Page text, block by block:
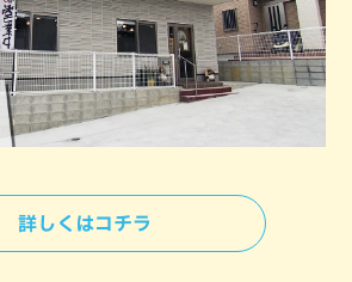
詳しくはコチラ